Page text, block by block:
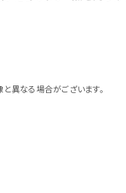
異なる場合がございます。